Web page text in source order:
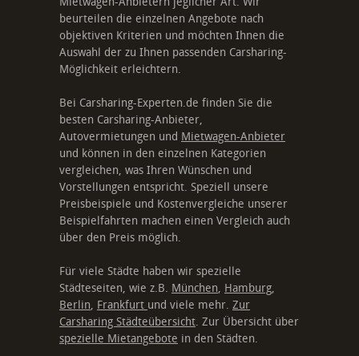
beurteilen die einzelnen Angebote nach
objektiven Kriterien und möchten Ihnen die
Auswahl der zu Ihnen passenden Carsharing-
Möglichkeit erleichtern.
Bei Carsharing-Experten.de finden Sie die
besten Carsharing-Anbieter,
Autovermietungen und Mietwagen-Anbieter
und können in den einzelnen Kategorien
vergleichen, was Ihren Wünschen und
Vorstellungen entspricht. Speziell unsere
Preisbeispiele und Kostenvergleiche unserer
Beispielfahrten machen einen Vergleich auch
über den Preis möglich.
Für viele Städte haben wir spezielle
Städteseiten, wie z.B. München, Hamburg,
Berlin, Frankfurt und viele mehr. Zur
Carsharing Städteübersicht. Zur Übersicht über
spezielle Mietangebote in den Städten.